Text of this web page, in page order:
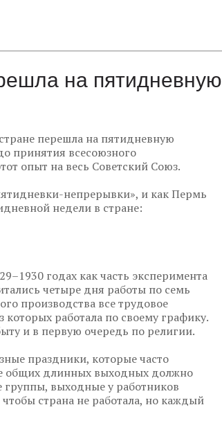
на пятидневную
перешла на пятидневную
принятия всесоюзного
опыт на весь Советский Союз.
непрерывки», и как Пермь
недели в стране:
годах как часть эксперимента
четыре дня работы по семь
производства все трудовое
работала по своему графику.
и в первую очередь по религии.
праздники, которые часто
общих длинных выходных должно
выходные у работников
страна не работала, но каждый